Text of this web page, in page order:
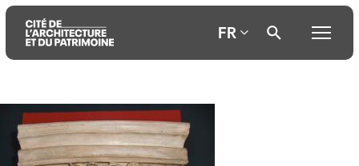
Aller
au
contenu
principal
Aller
au
menu
principal
Aller
recherche
FR